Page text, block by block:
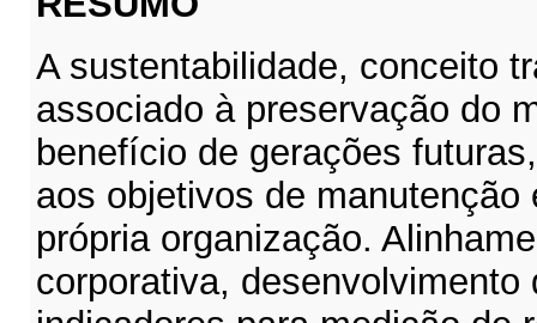
A sustentabilidade, conceito
associado à preservação do
benefício de gerações
aos objetivos de
própria organização.
corporativa, desenvolvimento